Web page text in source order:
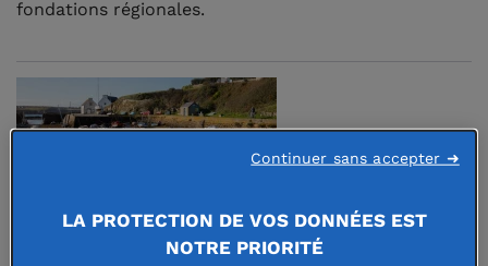
fondations régionales.
Fondation de France, une organisation
LA PROTECTION DE VOS DONNÉES EST
NOTRE PRIORITÉ
Continuer sans accepter ➜